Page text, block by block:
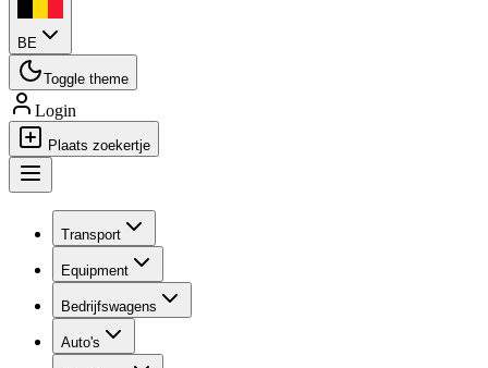
BE
Toggle theme
Login
Plaats zoekertje
Transport
Equipment
Bedrijfswagens
Auto's